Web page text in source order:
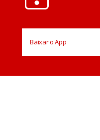
Baixar o App